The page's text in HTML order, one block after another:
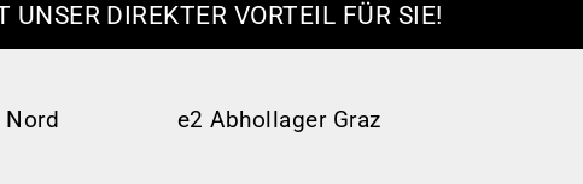
DIREKTER VORTEIL FÜR SIE!
Nord e2 Abhollager Graz